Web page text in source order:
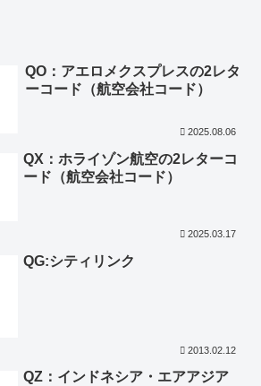
QO：アエロメクスプレスの2レタ
ーコード（航空会社コード）
2025.08.06
QX：ホライゾン航空の2レターコ
ード（航空会社コード）
2025.03.17
QG:シティリンク
2013.02.12
QZ：インドネシア・エアアジア